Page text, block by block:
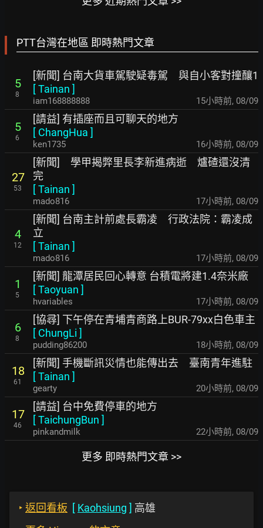
PTT台灣在地區 即時熱門文章
5
8
[新聞] 台南大貨車駕駛疑毒駕 與自小客對撞釀1
[Tainan ]
iam168888888 15小時前, 08/09
5
6
[請益] 有插座而且可聊天的地方
[ ChangHua ]
ken1735 16小時前, 08/09
27
53
[新聞] 學甲揭弊里長李新進病逝 爐碴還沒清
完
[Tainan ]
mado816 17小時前, 08/09
4
12
[新聞] 台南主計前處長霸凌 行政法院：霸凌成
立
[Tainan ]
mado816 17小時前, 08/09
1
5
[新聞] 龍潭居民回心轉意 台積電將建1.4奈米廠
[Taoyuan ]
hvariables 17小時前, 08/09
6
8
[協尋] 下午停在青埔青商路上BUR-79xx白色車主
[ ChungLi ]
pudding86200 18小時前, 08/09
18
61
[新聞] 手機斷訊災情也能傳出去 臺南青年進駐
[Tainan ]
gearty 20小時前, 08/09
17
46
[請益] 台中免費停車的地方
[TaichungBun ]
pinkandmilk 22小時前, 08/09
更多 即時熱門文章 >>
‣ 返回看板 [ Kaohsiung ] 高雄